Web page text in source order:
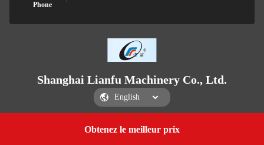
Obtenez le meilleur prix
Phone
Shanghai Lianfu Machinery Co., Ltd.
Shanghai Lianfu Machinery Co., Ltd.
Get a Quote